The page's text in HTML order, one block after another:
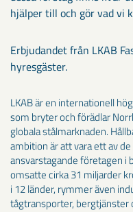
hjälper till och gör vad vi
Erbjudandet från LKAB
hyresgäster.
LKAB är en internationell
som bryter och förädlar
globala stålmarknaden.
ambition är att vara ett av
ansvarstagande företagen i
omsatte cirka 31 miljarder
i 12 länder, rymmer även
tågtransporter, bergtjänster